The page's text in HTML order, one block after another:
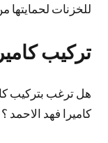
للخزنات لحمايتها
تركيب
هل ترغب بتركيب
كاميرا فهد الاحمد ؟